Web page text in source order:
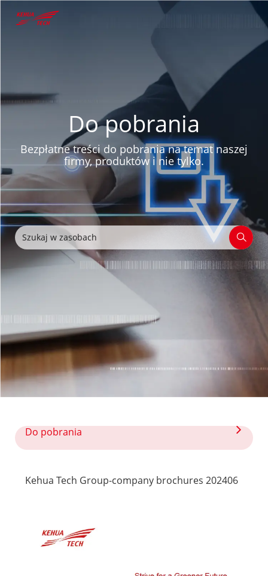
Do pobrania
Bezpłatne treści do pobrania na temat naszej
firmy, produktów i nie tylko.

Do pobrania 
Kehua Tech Group-company brochures 202406